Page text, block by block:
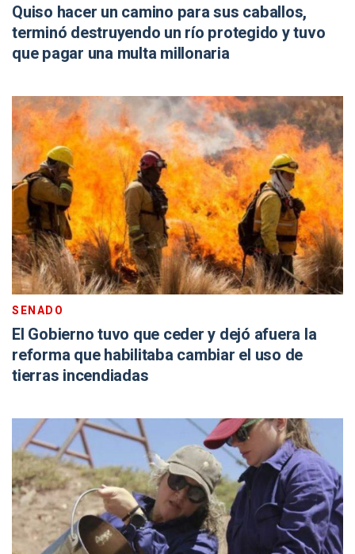
Quiso hacer un camino para sus caballos,
terminó destruyendo un río protegido y tuvo
que pagar una multa millonaria
SENADO
El Gobierno tuvo que ceder y dejó afuera la
reforma que habilitaba cambiar el uso de
tierras incendiadas